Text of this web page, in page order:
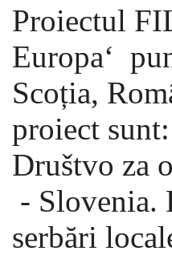
Proiectul
Europa‘
Scoția,
proiect
Društvo za
- Slovenia.
serbări